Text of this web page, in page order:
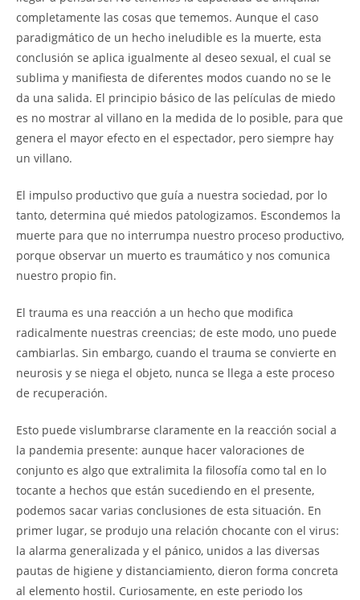
completamente las cosas que tememos. Aunque el caso
paradigmático de un hecho ineludible es la muerte, esta
conclusión se aplica igualmente al deseo sexual, el cual se
sublima y manifiesta de diferentes modos cuando no se le
da una salida. El principio básico de las películas de miedo
es no mostrar al villano en la medida de lo posible, para que
genera el mayor efecto en el espectador, pero siempre hay
un villano.
El impulso productivo que guía a nuestra sociedad, por lo
tanto, determina qué miedos patologizamos. Escondemos la
muerte para que no interrumpa nuestro proceso productivo,
porque observar un muerto es traumático y nos comunica
nuestro propio fin.
El trauma es una reacción a un hecho que modifica
radicalmente nuestras creencias; de este modo, uno puede
cambiarlas. Sin embargo, cuando el trauma se convierte en
neurosis y se niega el objeto, nunca se llega a este proceso
de recuperación.
Esto puede vislumbrarse claramente en la reacción social a
la pandemia presente: aunque hacer valoraciones de
conjunto es algo que extralimita la filosofía como tal en lo
tocante a hechos que están sucediendo en el presente,
podemos sacar varias conclusiones de esta situación. En
primer lugar, se produjo una relación chocante con el virus:
la alarma generalizada y el pánico, unidos a las diversas
pautas de higiene y distanciamiento, dieron forma concreta
al elemento hostil. Curiosamente, en este periodo los